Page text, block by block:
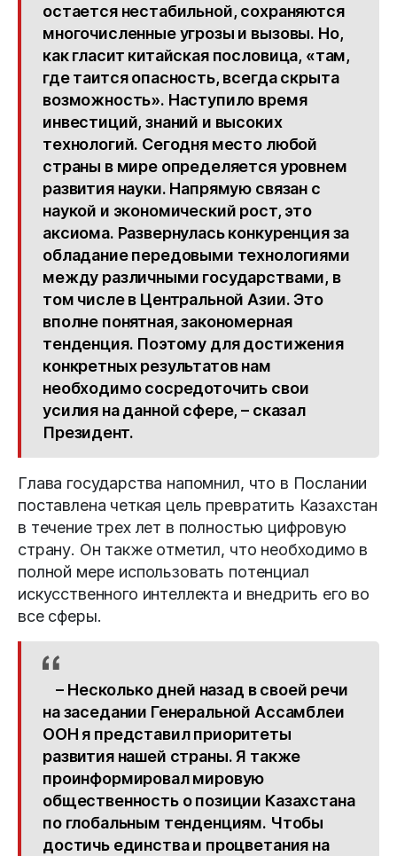
остается нестабильной, сохраняются
многочисленные угрозы и вызовы. Но,
как гласит китайская пословица, «там,
где таится опасность, всегда скрыта
возможность». Наступило время
инвестиций, знаний и высоких
технологий. Сегодня место любой
страны в мире определяется уровнем
развития науки. Напрямую связан с
наукой и экономический рост, это
аксиома. Развернулась конкуренция за
обладание передовыми технологиями
между различными государствами, в
том числе в Центральной Азии. Это
вполне понятная, закономерная
тенденция. Поэтому для достижения
конкретных результатов нам
необходимо сосредоточить свои
усилия на данной сфере, – сказал
Президент.
Глава государства напомнил, что в Послании
поставлена четкая цель превратить Казахстан
в течение трех лет в полностью цифровую
страну. Он также отметил, что необходимо в
полной мере использовать потенциал
искусственного интеллекта и внедрить его во
все сферы.
– Несколько дней назад в своей речи
на заседании Генеральной Ассамблеи
ООН я представил приоритеты
развития нашей страны. Я также
проинформировал мировую
общественность о позиции Казахстана
по глобальным тенденциям. Чтобы
достичь единства и процветания на